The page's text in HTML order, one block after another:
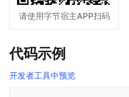
请使用字节宿主APP扫码
代码示例
开发者工具中预览